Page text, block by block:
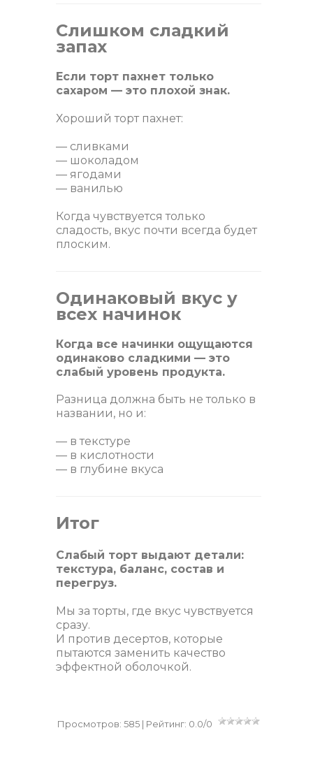
Слишком сладкий
запах
Если торт пахнет только
сахаром — это плохой знак.
Хороший торт пахнет:
— сливками
— шоколадом
— ягодами
— ванилью
Когда чувствуется только
сладость, вкус почти всегда будет
плоским.
Одинаковый вкус у
всех начинок
Когда все начинки ощущаются
одинаково сладкими — это
слабый уровень продукта.
Разница должна быть не только в
названии, но и:
— в текстуре
— в кислотности
— в глубине вкуса
Итог
Слабый торт выдают детали:
текстура, баланс, состав и
перегруз.
Мы за торты, где вкус чувствуется
сразу.
И против десертов, которые
пытаются заменить качество
эффектной оболочкой.
Просмотров: 585 | Рейтинг: 0.0/0